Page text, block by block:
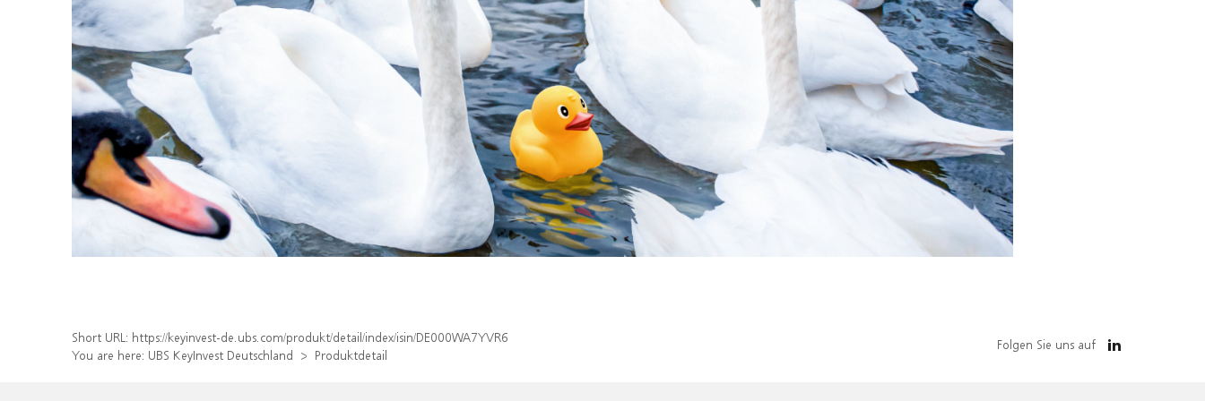
Short URL: https://keyinvest-de.ubs.com/produkt/detail/index/isin/DE000WA7YVR6
You are here: UBS KeyInvest Deutschland Produktdetail
Folgen Sie uns auf